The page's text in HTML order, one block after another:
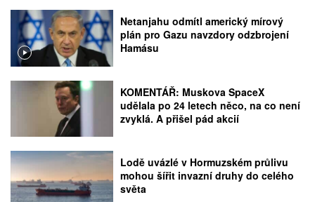
Netanjahu odmítl americký mírový
plán pro Gazu navzdory odzbrojení
Hamásu
KOMENTÁŘ: Muskova SpaceX
udělala po 24 letech něco, na co není
zvyklá. A přišel pád akcií
Lodě uvázlé v Hormuzském průlivu
mohou šířit invazní druhy do celého
světa